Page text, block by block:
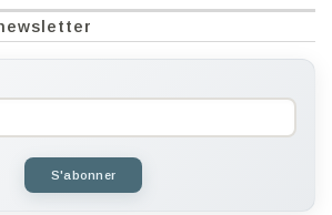
S'abonner